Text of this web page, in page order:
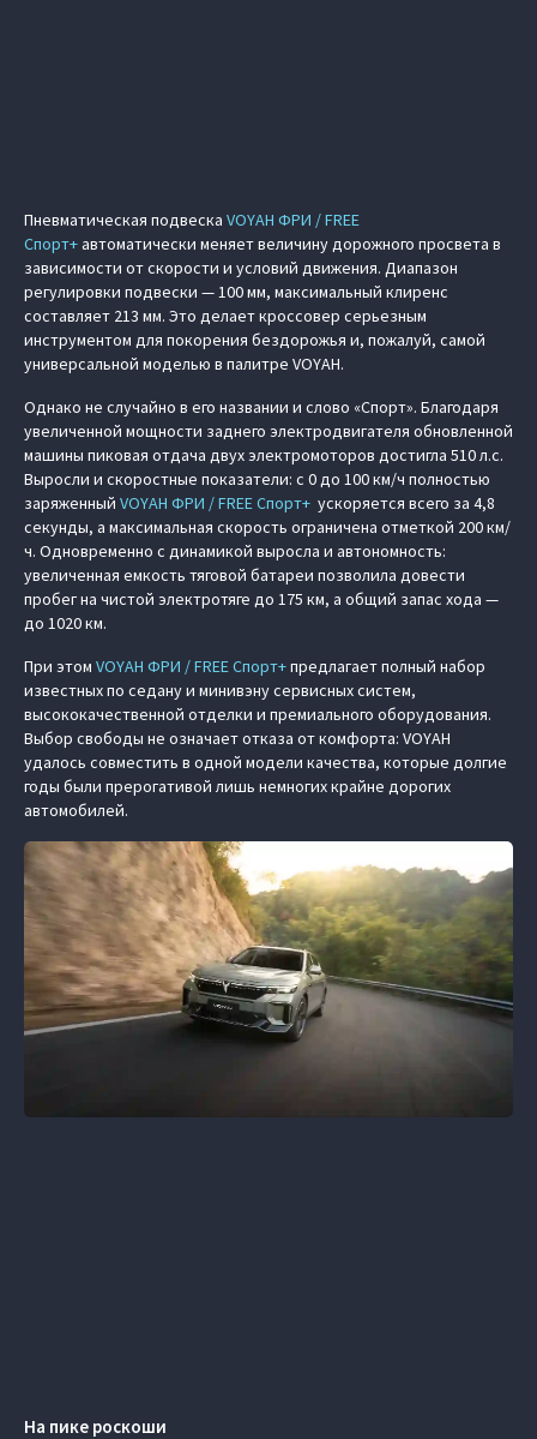
Пневматическая подвеска VOYAH ФРИ / FREE
Спорт+автоматически меняет величину дорожного просвета в
зависимости от скорости и условий движения. Диапазон
регулировки подвески — 100 мм, максимальный клиренс
составляет 213 мм. Это делает кроссовер серьезным
инструментом для покорения бездорожья и, пожалуй, самой
универсальной моделью в палитре VOYAH.
Однако не случайно в его названии и слово «Спорт». Благодаря
увеличенной мощности заднего электродвигателя обновленной
машины пиковая отдача двух электромоторов достигла 510 л.с.
Выросли и скоростные показатели: с 0 до 100 км/ч полностью
заряженный VOYAH ФРИ / FREE Спорт+ ускоряется всего за 4,8
секунды, а максимальная скорость ограничена отметкой 200 км/
ч. Одновременно с динамикой выросла и автономность:
увеличенная емкость тяговой батареи позволила довести
пробег на чистой электротяге до 175 км, а общий запас хода —
до 1020 км.
При этом VOYAH ФРИ / FREE Спорт+предлагает полный набор
известных по седану и минивэну сервисных систем,
высококачественной отделки и премиального оборудования.
Выбор свободы не означает отказа от комфорта: VOYAH
удалось совместить в одной модели качества, которые долгие
годы были прерогативой лишь немногих крайне дорогих
автомобилей.
На пике роскоши